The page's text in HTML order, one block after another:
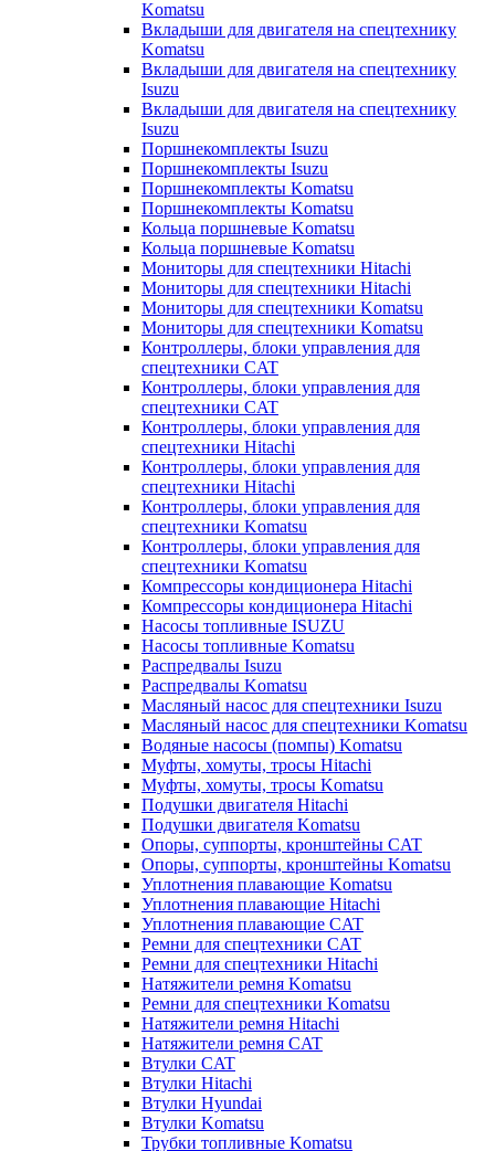
Komatsu
Вкладыши для двигателя на спецтехнику
Komatsu
Вкладыши для двигателя на спецтехнику
Isuzu
Вкладыши для двигателя на спецтехнику
Isuzu
Поршнекомплекты Isuzu
Поршнекомплекты Isuzu
Поршнекомплекты Komatsu
Поршнекомплекты Komatsu
Кольца поршневые Komatsu
Кольца поршневые Komatsu
Мониторы для спецтехники Hitachi
Мониторы для спецтехники Hitachi
Мониторы для спецтехники Komatsu
Мониторы для спецтехники Komatsu
Контроллеры, блоки управления для
спецтехники CAT
Контроллеры, блоки управления для
спецтехники CAT
Контроллеры, блоки управления для
спецтехники Hitachi
Контроллеры, блоки управления для
спецтехники Hitachi
Контроллеры, блоки управления для
спецтехники Komatsu
Контроллеры, блоки управления для
спецтехники Komatsu
Компрессоры кондиционера Hitachi
Компрессоры кондиционера Hitachi
Насосы топливные ISUZU
Насосы топливные Komatsu
Распредвалы Isuzu
Распредвалы Komatsu
Масляный насос для спецтехники Isuzu
Масляный насос для спецтехники Komatsu
Водяные насосы (помпы) Komatsu
Муфты, хомуты, тросы Hitachi
Муфты, хомуты, тросы Komatsu
Подушки двигателя Hitachi
Подушки двигателя Komatsu
Опоры, суппорты, кронштейны CAT
Опоры, суппорты, кронштейны Komatsu
Уплотнения плавающие Komatsu
Уплотнения плавающие Hitachi
Уплотнения плавающие CAT
Ремни для спецтехники CAT
Ремни для спецтехники Hitachi
Натяжители ремня Komatsu
Ремни для спецтехники Komatsu
Натяжители ремня Hitachi
Натяжители ремня CAT
Втулки CAT
Втулки Hitachi
Втулки Hyundai
Втулки Komatsu
Трубки топливные Komatsu